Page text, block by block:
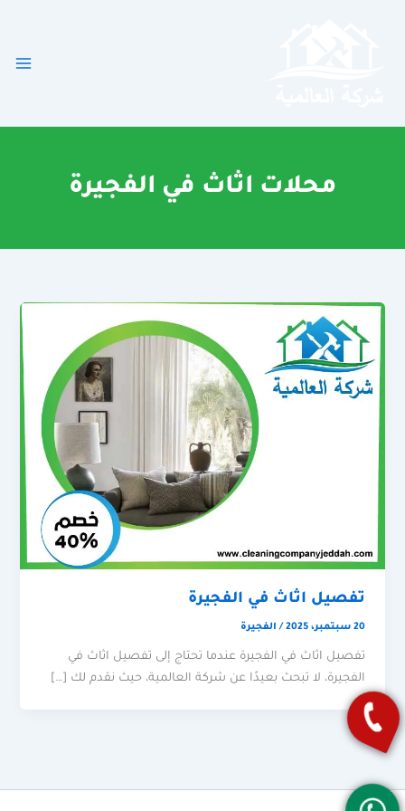
محلات اثاث في الفجيرة
تفصيل اثاث في الفجيرة
20 سبتمبر، 2025 / الفجيرة
تفصيل اثاث في الفجيرة عندما تحتاج إلى تفصيل اثاث في
الفجيرة، لا تبحث بعيدًا عن شركة العالمية، حيث نقدم لك […]